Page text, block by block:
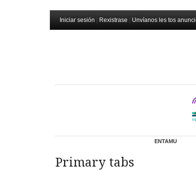
Iniciar sesión Rexistrase Unvíanos les tos
ENTAMU
Primary tabs